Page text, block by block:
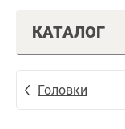
КАТАЛОГ
Головки